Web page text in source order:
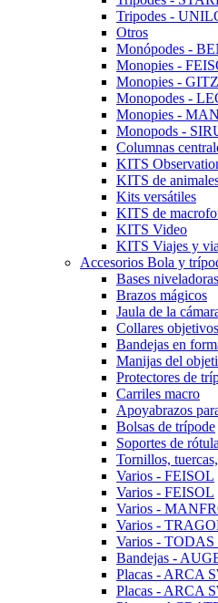
Tripodes -
Otros
Monópodes -
Monopies -
Monopies -
Monopodes -
Monopies -
Monopods -
Columnas
KITS
KITS de
Kits versátiles
KITS de
KITS Video
KITS Viajes y
Accesorios Bola y
Bases niveladoras
Brazos mágicos
Jaula de la
Collares objetivos
Bandejas en
Manijas del
Protectores de
Carriles macro
Apoyabrazos
Bolsas de trípode
Soportes de rótula
Tornillos,
Varios - FEISOL
Varios - FEISOL
Varios -
Varios -
Varios -
Bandejas -
Placas - ARCA
Placas - ARCA